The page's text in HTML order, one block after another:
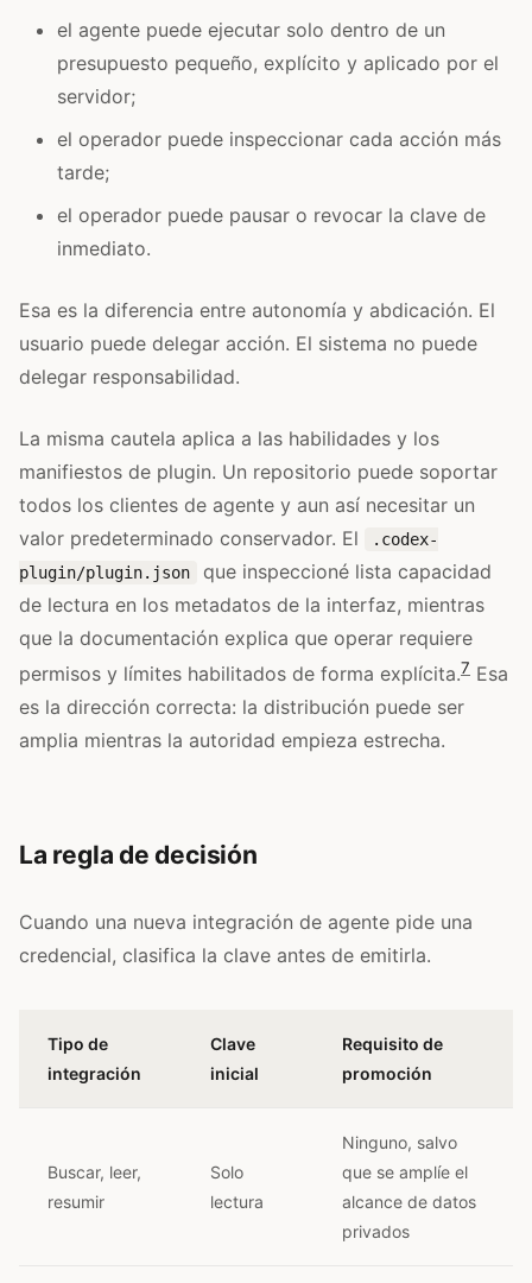
el agente puede ejecutar solo dentro de un
presupuesto pequeño, explícito y aplicado por el
servidor;
el operador puede inspeccionar cada acción más
tarde;
el operador puede pausar o revocar la clave de
inmediato.
Esa es la diferencia entre autonomía y abdicación. El
usuario puede delegar acción. El sistema no puede
delegar responsabilidad.
La misma cautela aplica a las habilidades y los
manifiestos de plugin. Un repositorio puede soportar
todos los clientes de agente y aun así necesitar un
valor predeterminado conservador. El
.codex-
plugin/plugin.json
que inspeccioné lista capacidad
de lectura en los metadatos de la interfaz, mientras
que la documentación explica que operar requiere
permisos y límites habilitados de forma explícita.7 Esa
es la dirección correcta: la distribución puede ser
amplia mientras la autoridad empieza estrecha.
La regla de decisión
Cuando una nueva integración de agente pide una
credencial, clasifica la clave antes de emitirla.
Tipo de
integración
Clave
inicial
Requisito de
promoción
Buscar, leer,
resumir
Solo
lectura
Ninguno, salvo
que se amplíe el
alcance de datos
privados